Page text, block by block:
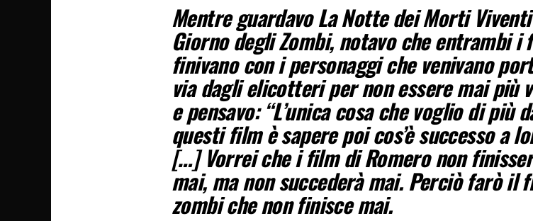
Mentre guardavo La Notte dei Morti
Giorno degli Zombi, notavo che entrambi i
finivano con i personaggi che venivano
via dagli elicotteri per non essere mai più
e pensavo: “L’unica cosa che voglio di più
questi film è sapere poi cos’è successo a
[…] Vorrei che i film di Romero non
mai, ma non succederà mai. Perciò farò il
zombi che non finisce mai.